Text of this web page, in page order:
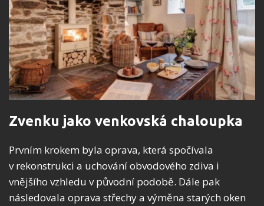
Zvenku jako venkovská chaloupka
Prvním krokem byla oprava, která spočívala
v rekonstrukci a uchování obvodového zdiva i
vnějšího vzhledu v původní podobě. Dále pak
následovala oprava střechy a výměna starých oken